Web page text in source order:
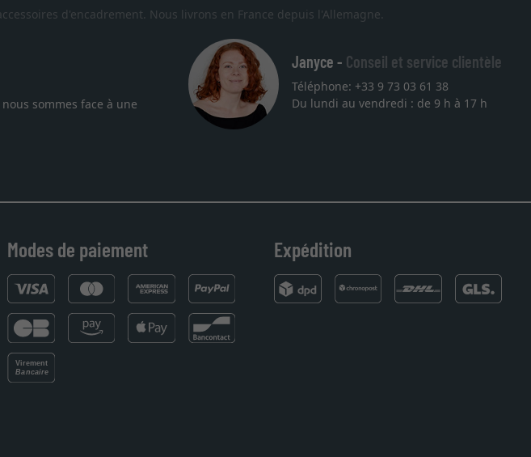
d'encadrement. Nous livrons en France depuis l'Allemagne.
ce site. Le choix et la qualité sont au rendez
pour une autre commande. Merci.
Janyce - Conseil et service clientèle
Téléphone: +33 9 73 03 61 38
Du lundi au vendredi : de 9 h à 17 h
Modes de paiement Expédition